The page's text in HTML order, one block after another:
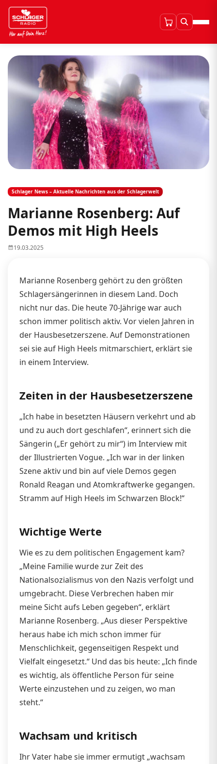
Schlager News – Aktuelle Nachrichten aus der Schlagerwelt
Marianne Rosenberg: Auf
Demos mit High Heels
19.03.2025
Marianne Rosenberg gehört zu den größten
Schlagersängerinnen in diesem Land. Doch
nicht nur das. Die heute 70-Jährige war auch
schon immer politisch aktiv. Vor vielen Jahren in
der Hausbesetzerszene. Auf Demonstrationen
sei sie auf High Heels mitmarschiert, erklärt sie
in einem Interview.
Zeiten in der Hausbesetzerszene
„Ich habe in besetzten Häusern verkehrt und ab
und zu auch dort geschlafen“, erinnert sich die
Sängerin („Er gehört zu mir“) im Interview mit
der Illustrierten Vogue. „Ich war in der linken
Szene aktiv und bin auf viele Demos gegen
Ronald Reagan und Atomkraftwerke gegangen.
Stramm auf High Heels im Schwarzen Block!“
Wichtige Werte
Wie es zu dem politischen Engagement kam?
„Meine Familie wurde zur Zeit des
Nationalsozialismus von den Nazis verfolgt und
umgebracht. Diese Verbrechen haben mir
meine Sicht aufs Leben gegeben“, erklärt
Marianne Rosenberg. „Aus dieser Perspektive
heraus habe ich mich schon immer für
Menschlichkeit, gegenseitigen Respekt und
Vielfalt eingesetzt.“ Und das bis heute: „Ich finde
es wichtig, als öffentliche Person für seine
Werte einzustehen und zu zeigen, wo man
steht.“
Wachsam und kritisch
Ihr Vater habe sie immer ermutigt „wachsam